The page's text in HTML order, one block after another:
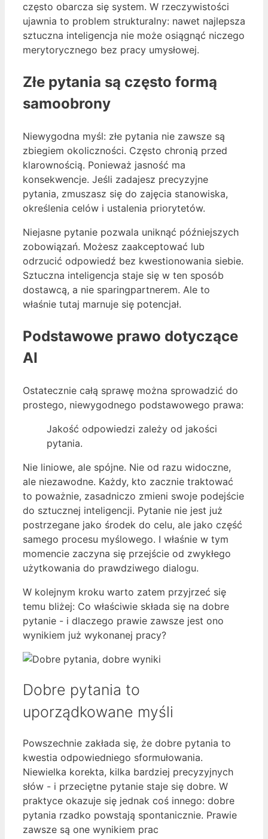
często obarcza się system. W rzeczywistości
ujawnia to problem strukturalny: nawet najlepsza
sztuczna inteligencja nie może osiągnąć niczego
merytorycznego bez pracy umysłowej.
Złe pytania są często formą
samoobrony
Niewygodna myśl: złe pytania nie zawsze są
zbiegiem okoliczności. Często chronią przed
klarownością. Ponieważ jasność ma
konsekwencje. Jeśli zadajesz precyzyjne
pytania, zmuszasz się do zajęcia stanowiska,
określenia celów i ustalenia priorytetów.
Niejasne pytanie pozwala uniknąć późniejszych
zobowiązań. Możesz zaakceptować lub
odrzucić odpowiedź bez kwestionowania siebie.
Sztuczna inteligencja staje się w ten sposób
dostawcą, a nie sparingpartnerem. Ale to
właśnie tutaj marnuje się potencjał.
Podstawowe prawo dotyczące
AI
Ostatecznie całą sprawę można sprowadzić do
prostego, niewygodnego podstawowego prawa:
Jakość odpowiedzi zależy od jakości
pytania.
Nie liniowe, ale spójne. Nie od razu widoczne,
ale niezawodne. Każdy, kto zacznie traktować
to poważnie, zasadniczo zmieni swoje podejście
do sztucznej inteligencji. Pytanie nie jest już
postrzegane jako środek do celu, ale jako część
samego procesu myślowego. I właśnie w tym
momencie zaczyna się przejście od zwykłego
użytkowania do prawdziwego dialogu.
W kolejnym kroku warto zatem przyjrzeć się
temu bliżej: Co właściwie składa się na dobre
pytanie - i dlaczego prawie zawsze jest ono
wynikiem już wykonanej pracy?
Dobre pytania to
uporządkowane myśli
Powszechnie zakłada się, że dobre pytania to
kwestia odpowiedniego sformułowania.
Niewielka korekta, kilka bardziej precyzyjnych
słów - i przeciętne pytanie staje się dobre. W
praktyce okazuje się jednak coś innego: dobre
pytania rzadko powstają spontanicznie. Prawie
zawsze są one wynikiem prac